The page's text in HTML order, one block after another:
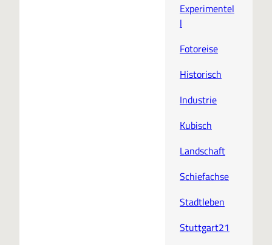
Experimentel
l
Fotoreise
Historisch
Industrie
Kubisch
Landschaft
Schiefachse
Stadtleben
Stuttgart21